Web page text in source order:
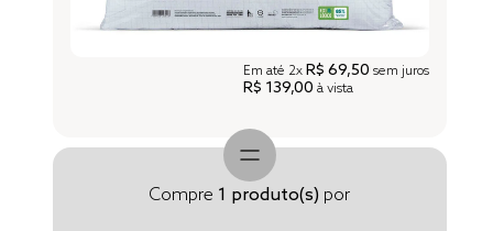
Em até 2x R$ 69,50 sem juros
R$ 139,00 à vista
Compre 1 produto(s) por